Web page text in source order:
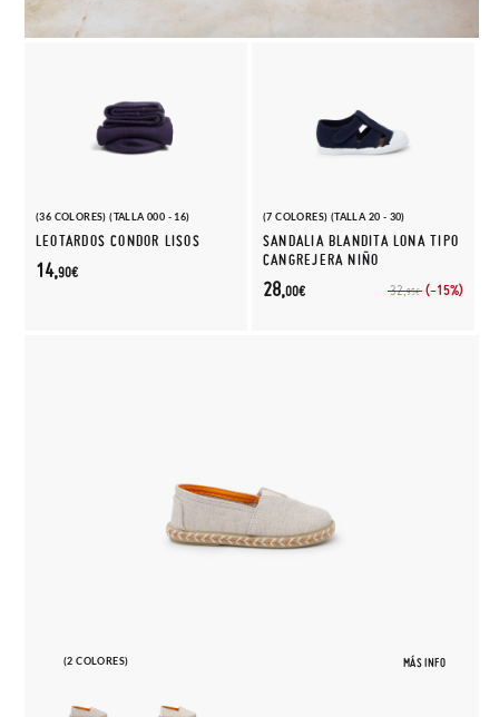
(36 COLORES) (TALLA 000 - 16)
LEOTARDOS CONDOR LISOS
14,90€
(7 COLORES) (TALLA 20 - 30)
SANDALIA BLANDITA LONA TIPO
CANGREJERA NIÑO
32,95€ (-15%)
28,00€
(2 COLORES) MÁS INFO